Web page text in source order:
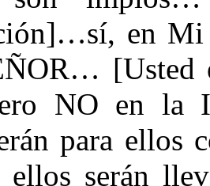
en Mi
[Usted
NO en la
para ellos
ellos serán